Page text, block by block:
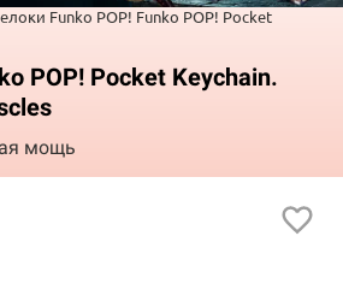
Funko POP! Funko POP! Pocket
POP! Pocket Keychain.
мощь